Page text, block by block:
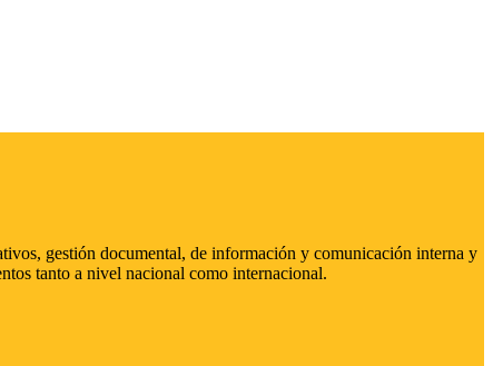
gestión documental, de información y comunicación interna y
tanto a nivel nacional como internacional.